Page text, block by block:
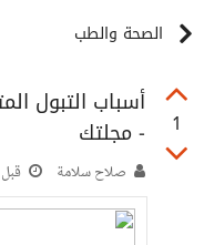
الصحة والطب
1
أسباب التبول
- مجلتك
صلاح سلامة قبل 9 سنوات